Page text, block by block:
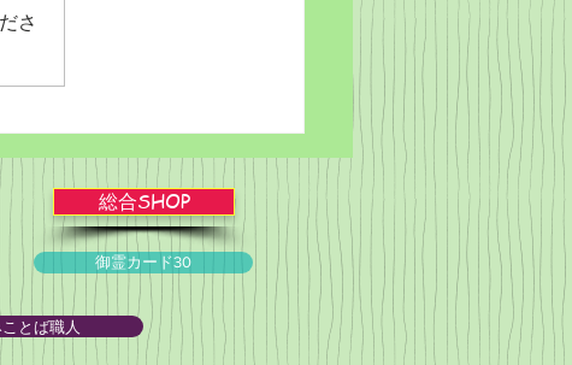
イブルかみしばい★スライ
さ
総合SHOP
御霊カード30
とば職人